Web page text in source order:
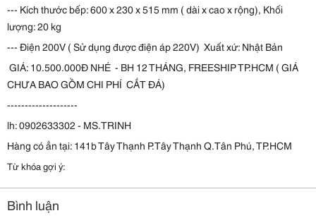
--- Kích thước bếp: 600 x 230 x 515 mm ( dài x cao x rộng), Khối
lượng: 20 kg
--- Điện 200V ( Sử dụng được điện áp 220V) Xuất xứ: Nhật Bản
GIÁ: 10.500.000Đ NHÉ - BH 12 THÁNG, FREESHIP TP.HCM ( GIÁ
CHƯA BAO GỒM CHI PHÍ CẮT ĐÁ)
--------------------
lh: 0902633302 - MS.TRINH
Hàng có ẳn tại: 141b Tây Thạnh P.Tây Thạnh Q.Tân Phú, TP.HCM
Từ khóa gợi ý:
Bình luận